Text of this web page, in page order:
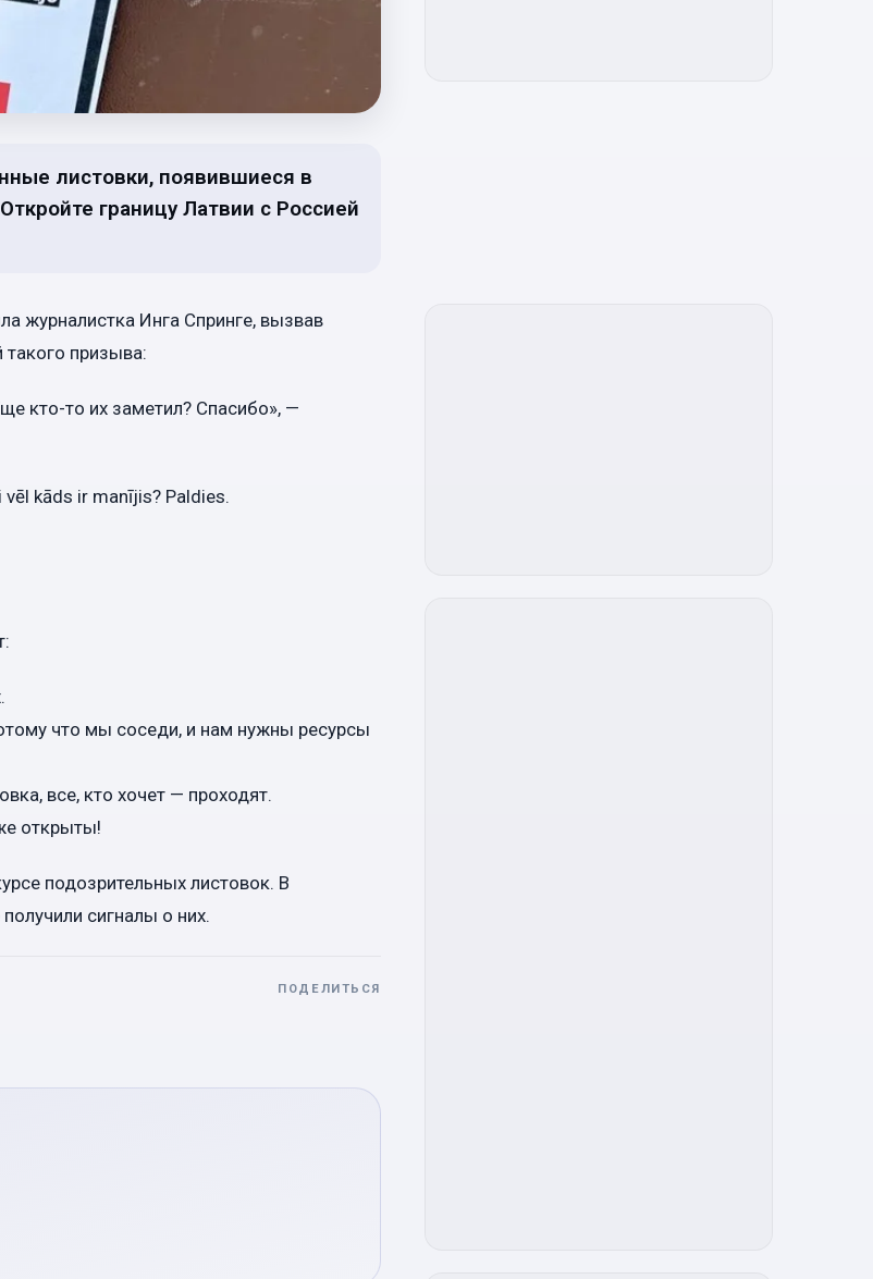
листовки, появившиеся в
границу Латвии с Россией
журналистка Инга Спринге, вызвав
призыва:
кто-то их заметил? Спасибо», —
kāds ir manījis? Paldies.
что мы соседи, и нам нужны ресурсы
все, кто хочет — проходят.
открыты!
подозрительных листовок. В
сигналы о них.
ПОДЕЛИТЬСЯ